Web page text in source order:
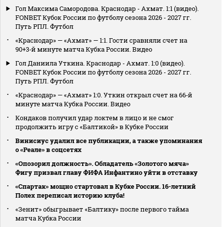
Гол Максима Самородова. Краснодар - Ахмат. 1:1 (видео).
FONBET Кубок России по футболу сезона 2026 - 2027 гг.
Путь РПЛ. Футбол
«Краснодар» — «Ахмат» — 1:1. Гости сравняли счет на
90+3‑й минуте матча Кубка России. Видео
Гол Даниила Уткина. Краснодар - Ахмат. 1:0 (видео).
FONBET Кубок России по футболу сезона 2026 - 2027 гг.
Путь РПЛ. Футбол
«Краснодар» — «Ахмат» 1:0. Уткин открыл счет на 66‑й
минуте матча Кубка России. Видео
Кондаков получил удар локтем в лицо и не смог
продолжить игру с «Балтикой» в Кубке России
Винисиус удалил все публикации, а также упоминания
о «Реале» в соцсетях
«Опозорил должность». Обладатель «Золотого мяча»
Фигу призвал главу ФИФА Инфантино уйти в отставку
«Спартак» мощно стартовал в Кубке России. 16-летний
Полех переписал историю клуба!
«Зенит» обыгрывает «Балтику» после первого тайма
матча Кубка России